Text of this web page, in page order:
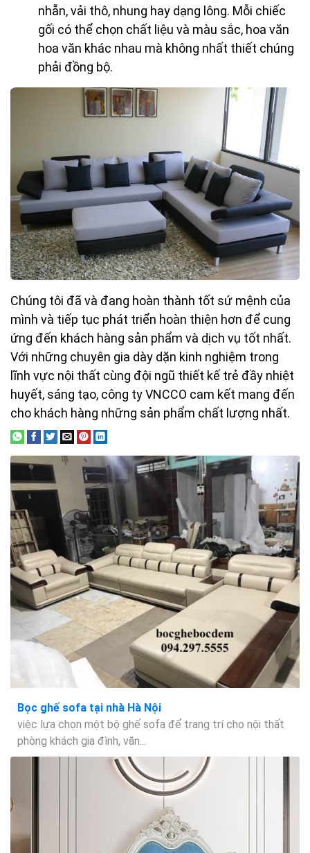
nhẵn, vải thô, nhung hay dạng lông. Mỗi chiếc
gối có thể chọn chất liệu và màu sắc, hoa văn
hoa văn khác nhau mà không nhất thiết chúng
phải đồng bộ.
Chúng tôi đã và đang hoàn thành tốt sứ mệnh của
mình và tiếp tục phát triển hoàn thiện hơn để cung
ứng đến khách hàng sản phẩm và dịch vụ tốt nhất.
Với những chuyên gia dày dặn kinh nghiệm trong
lĩnh vực nội thất cùng đội ngũ thiết kế trẻ đầy nhiệt
huyết, sáng tạo, công ty VNCCO cam kết mang đến
cho khách hàng những sản phẩm chất lượng nhất.
Bọc ghế sofa tại nhà Hà Nội
việc lựa chọn một bộ ghế sofa để trang trí cho nội thất
phòng khách gia đình, văn...